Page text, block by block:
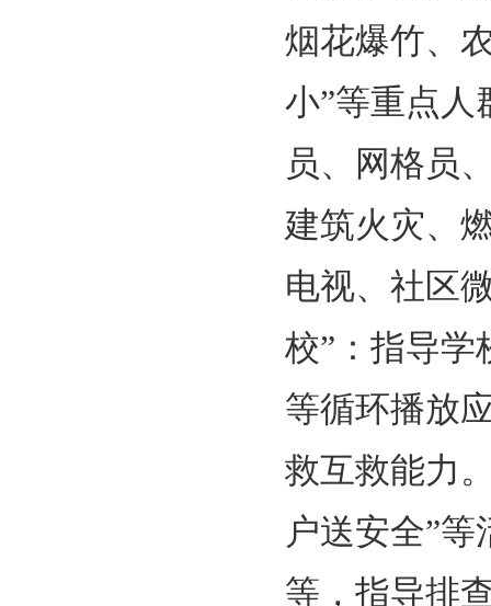
烟花爆竹、
小”等重点人
员、网格员
建筑火灾、
电视、社区
校”：指导学
等循环播放
救互救能力
户送安全”
等，指导排